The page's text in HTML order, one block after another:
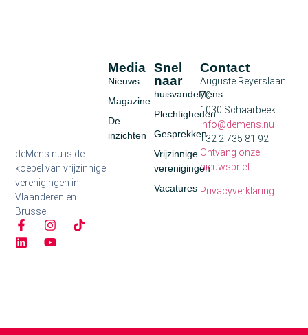
deMens.nu is de
koepel van vrijzinnige
verenigingen in
Vlaanderen en
Brussel
Snel
naar
huisvandeMens
Plechtigheden
Gesprekken
Vrijzinnige
verenigingen
Vacatures
Media
Nieuws
Magazine
De
inzichten
Contact
Auguste Reyerslaan
70
1030 Schaarbeek
info@demens.nu
+32 2 735 81 92
Ontvang onze
nieuwsbrief
Privacyverklaring